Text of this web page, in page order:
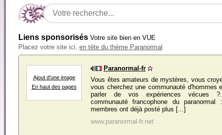
Liens sponsorisés Votre site bien en VUE
Placez votre site ici, en tête du thème Paranormal
Ajout d'une image
En haut des pages
Paranormal-fr
Vous êtes amateurs de mystères, vous
vous cherchez une communauté d'hommes
parler de vos expériences vécues
communauté francophone du
membres ont déjà posté plus [...]
www.paranormal-fr.net